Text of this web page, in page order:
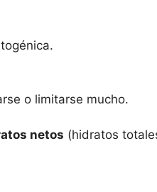
o limitarse mucho.
netos (hidratos